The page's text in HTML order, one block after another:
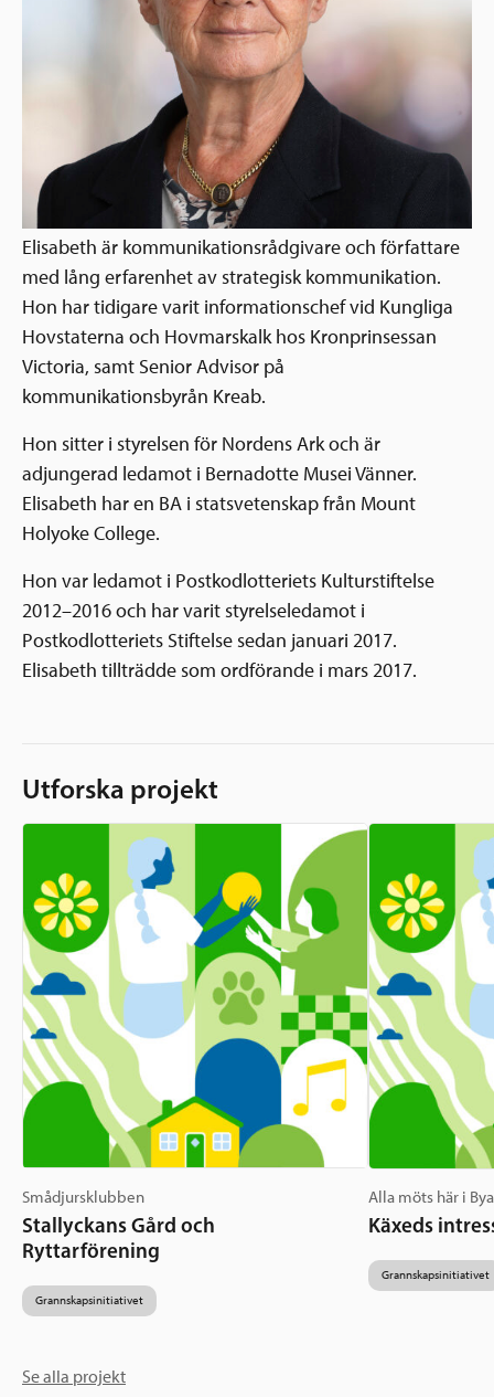
Rekommendationer
Sverige och övriga världen
Grannskapsinitiativet
Verksamhetsberättelser & årsredovisningar
Medarbetare & styrelse
Kontakt
Pressrum
Nyheter & kalenderhändelser
Postkodlotteriet
Elisabeth är kommunikationsrådgivare och författare
med lång erfarenhet av strategisk kommunikation.
Hon har tidigare varit informationschef vid Kungliga
Hovstaterna och Hovmarskalk hos Kronprinsessan
Victoria, samt Senior Advisor på
kommunikationsbyrån Kreab.
Hon sitter i styrelsen för Nordens Ark och är
adjungerad ledamot i Bernadotte Musei Vänner.
Elisabeth har en BA i statsvetenskap från Mount
Holyoke College.
Hon var ledamot i Postkodlotteriets Kulturstiftelse
2012–2016 och har varit styrelseledamot i
Postkodlotteriets Stiftelse sedan januari 2017.
Elisabeth tillträdde som ordförande i mars 2017.
Utforska projekt
Smådjursklubben
Stallyckans Gård och
Ryttarförening
Grannskapsinitiativet
Alla möts här i
Käxeds
Grannskapsinitiativet
Se alla projekt